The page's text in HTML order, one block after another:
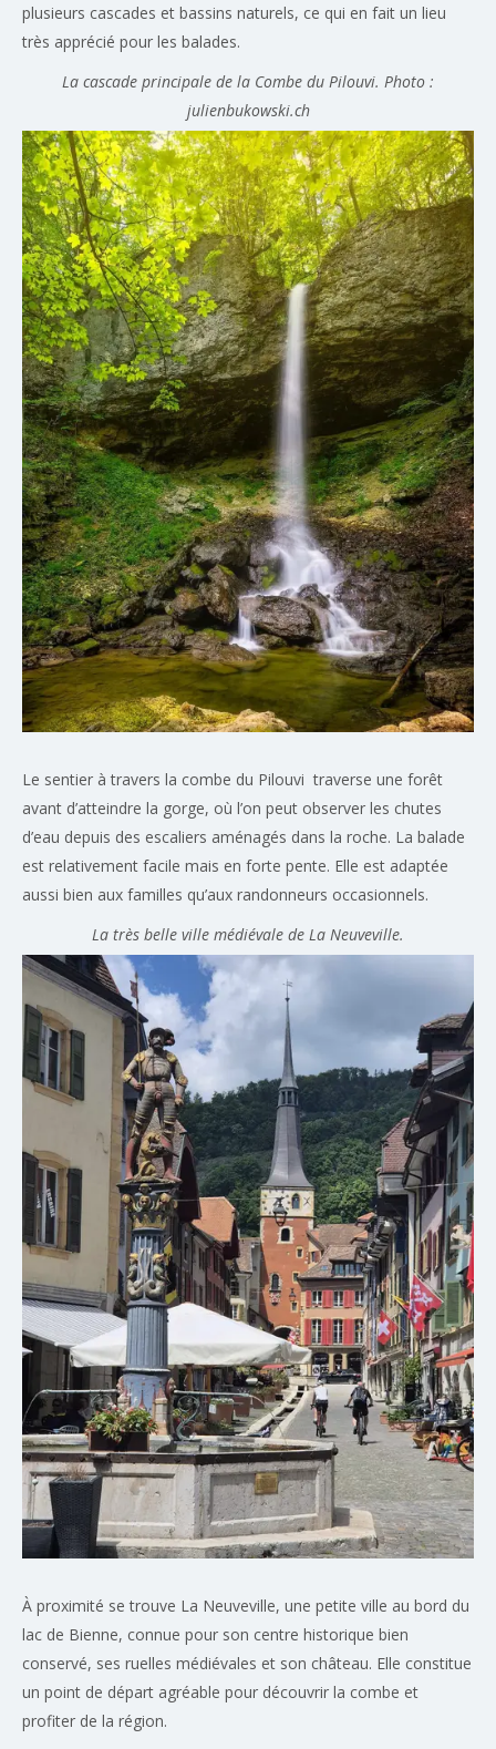
plusieurs cascades et bassins naturels, ce qui en fait un lieu
très apprécié pour les balades.
La cascade principale de la Combe du Pilouvi. Photo :
julienbukowski.ch
Le sentier à travers la combe du Pilouvi traverse une forêt
avant d’atteindre la gorge, où l’on peut observer les chutes
d’eau depuis des escaliers aménagés dans la roche. La balade
est relativement facile mais en forte pente. Elle est adaptée
aussi bien aux familles qu’aux randonneurs occasionnels.
La très belle ville médiévale de La Neuveville.
À proximité se trouve La Neuveville, une petite ville au bord du
lac de Bienne, connue pour son centre historique bien
conservé, ses ruelles médiévales et son château. Elle constitue
un point de départ agréable pour découvrir la combe et
profiter de la région.